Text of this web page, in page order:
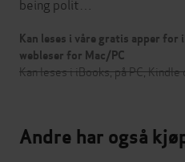
being polit…
Kan leses i våre gratis apper
webleser for Mac/PC
Kan leses i iBooks, på PC,
Andre har også